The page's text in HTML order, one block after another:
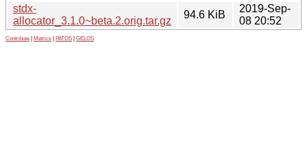
stdx-
allocator_3.1.0~beta.2.orig.tar.gz
94.6 KiB
2019-Sep-
08 20:52
Contribute Metrics PATOS GELOS